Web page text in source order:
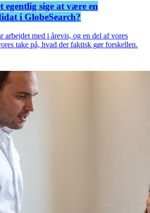
egentlig sige at være en
i GlobeSearch?
arbejdet med i årevis, og en del af vores
take på, hvad der faktisk gør forskellen.